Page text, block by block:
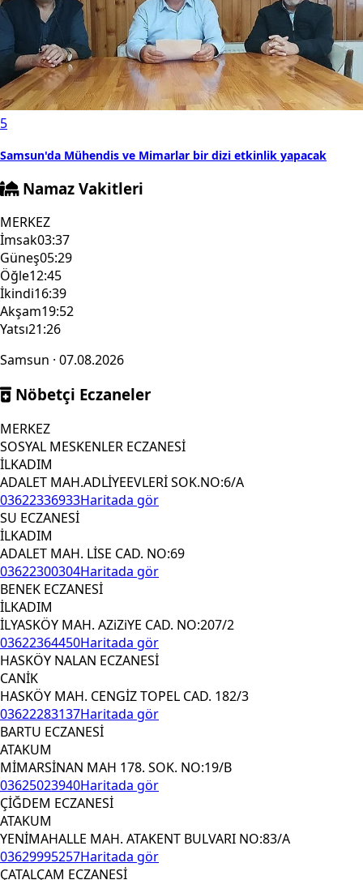
5
Samsun'da Mühendis ve Mimarlar bir dizi etkinlik yapacak
Namaz Vakitleri
MERKEZ
İmsak03:37
Güneş05:29
Öğle12:45
İkindi16:39
Akşam19:52
Yatsı21:26
Samsun · 07.08.2026
Nöbetçi Eczaneler
MERKEZ
SOSYAL MESKENLER ECZANESİ
İLKADIM
ADALET MAH.ADLİYEEVLERİ SOK.NO:6/A
03622336933Haritada gör
SU ECZANESİ
İLKADIM
ADALET MAH. LİSE CAD. NO:69
03622300304Haritada gör
BENEK ECZANESİ
İLKADIM
İLYASKÖY MAH. AZiZiYE CAD. NO:207/2
03622364450Haritada gör
HASKÖY NALAN ECZANESİ
CANİK
HASKÖY MAH. CENGİZ TOPEL CAD. 182/3
03622283137Haritada gör
BARTU ECZANESİ
ATAKUM
MİMARSİNAN MAH 178. SOK. NO:19/B
03625023940Haritada gör
ÇİĞDEM ECZANESİ
ATAKUM
YENİMAHALLE MAH. ATAKENT BULVARI NO:83/A
03629995257Haritada gör
ÇATALÇAM ECZANESİ